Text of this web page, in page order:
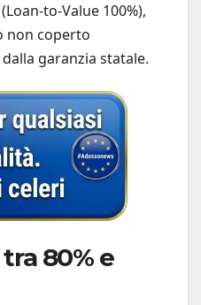
to-Value 100%),
non coperto
garanzia statale.
80% e